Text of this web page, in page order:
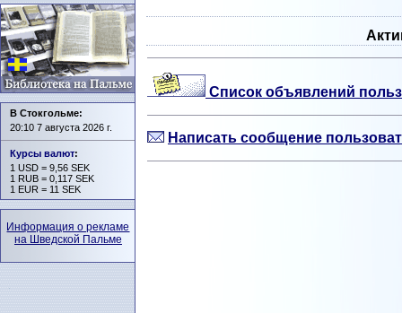
Список объявлений
Написать сообщение
В Стокгольме:
20:10 7 августа 2026 г.
Курсы валют:
1 USD = 9,56 SEK
1 RUB = 0,117 SEK
1 EUR = 11 SEK
Информация о рекламе
на Шведской Пальме